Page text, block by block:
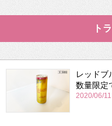
ト
レッド
数量限定
2020/06/